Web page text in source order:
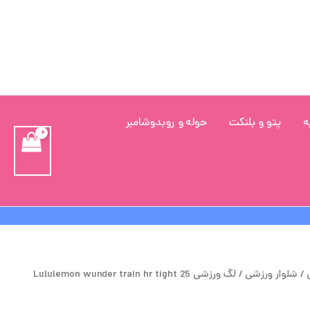
پتو و بلنکت حوله و روبدوشامبر
/ شلوار ورزشی
/ لگ ورزشی Lululemon wunder train hr tight 25
قیمت قیمت